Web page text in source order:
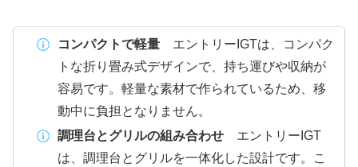
コンパクトで軽量エントリーIGTは、コンパク
トな折り畳み式デザインで、持ち運びや収納が
容易です。軽量な素材で作られているため、移
動中に負担となりません。
調理台とグリルの組み合わせエントリーIGT
は、調理台とグリルを一体化した設計です。こ